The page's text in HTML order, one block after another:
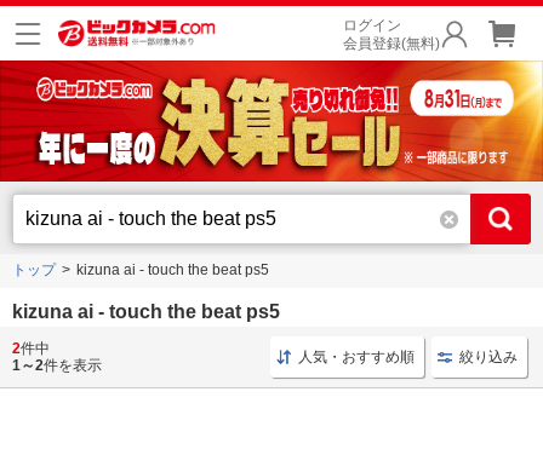
ログイン
会員登録(無料)
トップ kizuna ai - touch the beat ps5
kizuna ai - touch the beat ps5
ソフト PS4 プレイステーション ソフト リズムゲー
2件中
1～2件を表示 人気・おすすめ順 絞り込み